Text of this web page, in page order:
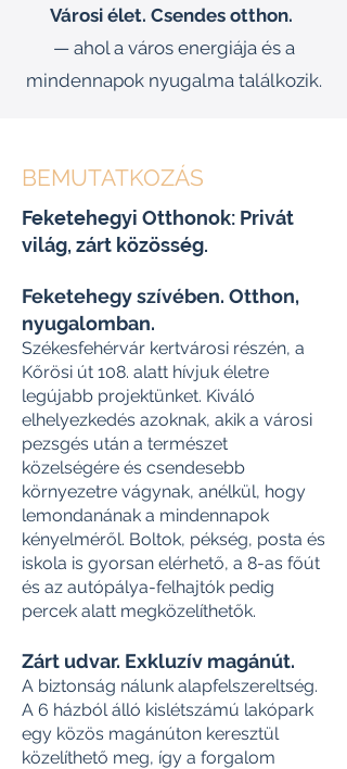
Városi élet. Csendes otthon.
— ahol a város energiája és a
mindennapok nyugalma találkozik.
BEMUTATKOZÁS
Feketehegyi Otthonok: Privát
világ, zárt közösség.
Feketehegy szívében. Otthon,
nyugalomban.
Székesfehérvár kertvárosi részén, a
Kőrösi út 108. alatt hívjuk életre
legújabb projektünket. Kiváló
elhelyezkedés azoknak, akik a városi
pezsgés után a természet
közelségére és csendesebb
környezetre vágynak, anélkül, hogy
lemondanának a mindennapok
kényelméről. Boltok, pékség, posta és
iskola is gyorsan elérhető, a 8-as főút
és az autópálya-felhajtók pedig
percek alatt megközelíthetők.
Zárt udvar. Exkluzív magánút.
A biztonság nálunk alapfelszereltség.
A 6 házból álló kislétszámú lakópark
egy közös magánúton keresztül
közelíthető meg, így a forgalom